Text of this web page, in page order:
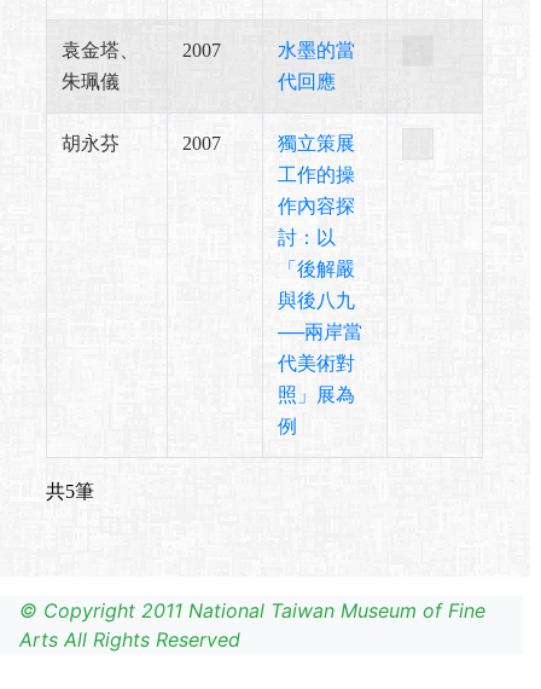
袁金塔、
朱珮儀
2007
水墨的當
代回應
胡永芬 2007
獨立策展
工作的操
作內容探
討：以
「後解嚴
與後八九
──兩岸當
代美術對
照」展為
例
共5筆
© Copyright 2011 National Taiwan Museum of Fine
Arts All Rights Reserved